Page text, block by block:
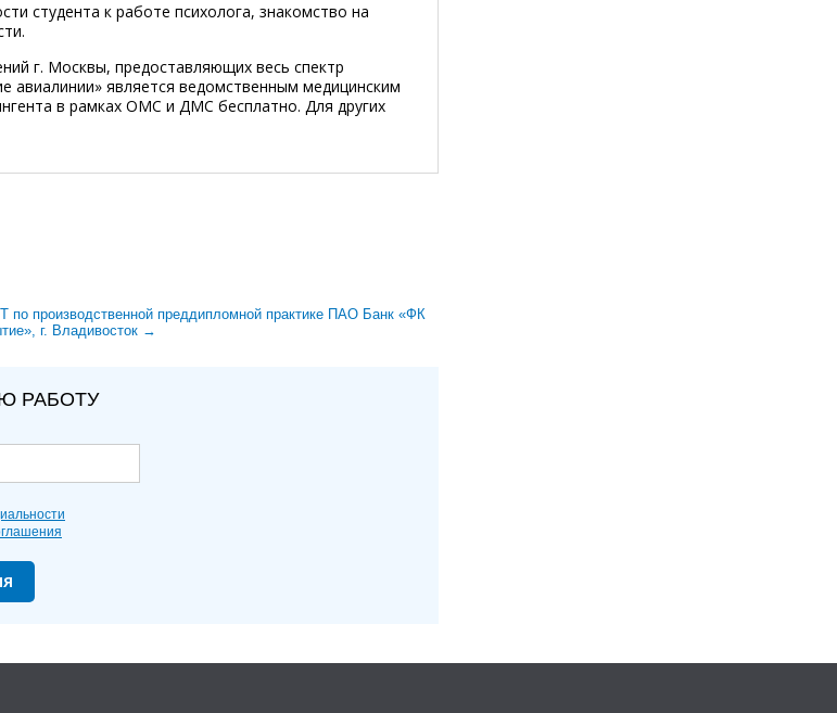
студента к работе психолога, знакомство на
г. Москвы, предоставляющих весь спектр
авиалинии» является ведомственным медицинским
в рамках ОМС и ДМС бесплатно. Для других
по производственной преддипломной практике ПАО Банк «ФК
г. Владивосток →
РАБОТУ